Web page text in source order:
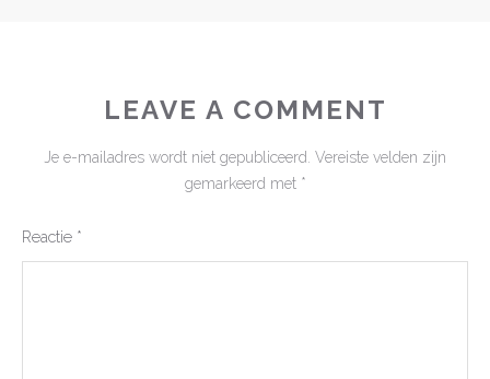
LEAVE A COMMENT
Je e-mailadres wordt niet gepubliceerd. Vereiste velden zijn
gemarkeerd met *
Reactie *